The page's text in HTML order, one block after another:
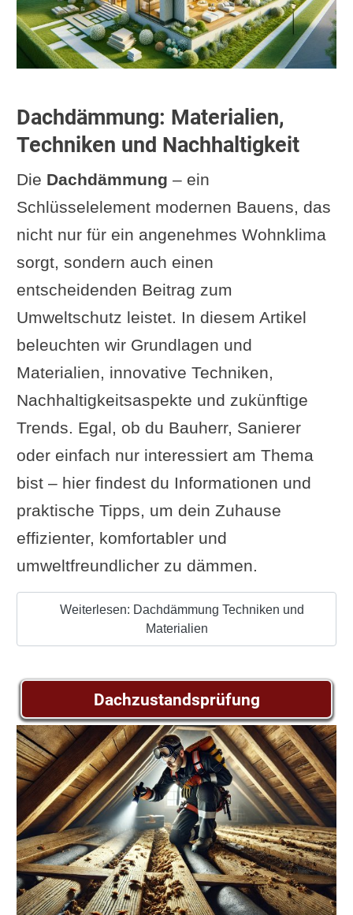
Dachdämmung: Materialien,
Techniken und Nachhaltigkeit
Die Dachdämmung – ein
Schlüsselelement modernen Bauens, das
nicht nur für ein angenehmes Wohnklima
sorgt, sondern auch einen
entscheidenden Beitrag zum
Umweltschutz leistet. In diesem Artikel
beleuchten wir Grundlagen und
Materialien, innovative Techniken,
Nachhaltigkeitsaspekte und zukünftige
Trends. Egal, ob du Bauherr, Sanierer
oder einfach nur interessiert am Thema
bist – hier findest du Informationen und
praktische Tipps, um dein Zuhause
effizienter, komfortabler und
umweltfreundlicher zu dämmen.
Weiterlesen: Dachdämmung Techniken und
Materialien
Dachzustandsprüfung